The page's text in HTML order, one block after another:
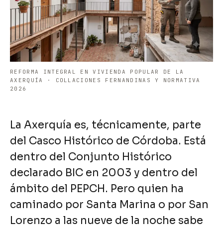
REFORMA INTEGRAL EN VIVIENDA POPULAR DE LA
AXERQUÍA · COLLACIONES FERNANDINAS Y NORMATIVA
2026
La Axerquía es, técnicamente, parte
del Casco Histórico de Córdoba. Está
dentro del Conjunto Histórico
declarado BIC en 2003 y dentro del
ámbito del PEPCH. Pero quien ha
caminado por Santa Marina o por San
Lorenzo a las nueve de la noche sabe